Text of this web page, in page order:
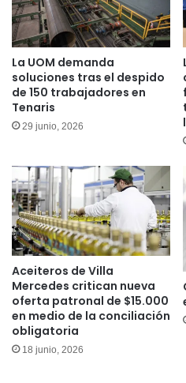
La UOM demanda
soluciones tras el despido
de 150 trabajadores en
Tenaris
29 junio, 2026
Aceiteros de Villa
Mercedes critican nueva
oferta patronal de $15.000
en medio de la conciliación
obligatoria
18 junio, 2026